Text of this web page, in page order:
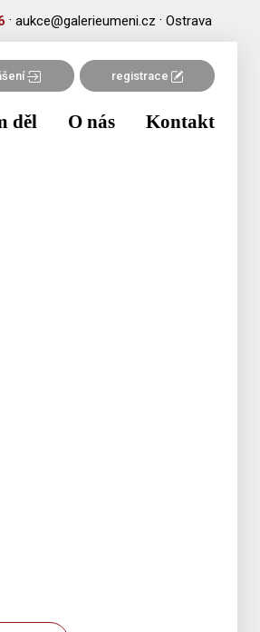
· aukce@galerieumeni.cz · Ostrava
registrace
děl O nás Kontakt